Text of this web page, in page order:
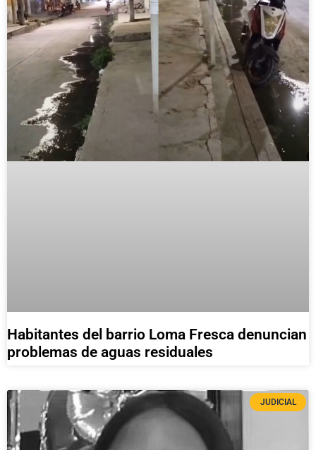
Habitantes del barrio Loma Fresca denuncian
problemas de aguas residuales
JUDICIAL